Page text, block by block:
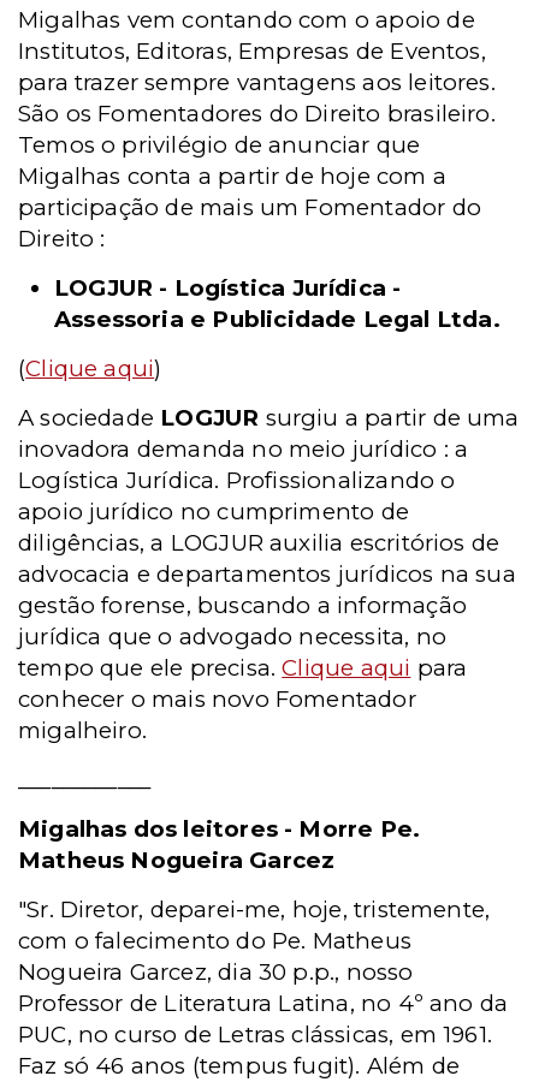
Migalhas vem contando com o apoio de
Institutos, Editoras, Empresas de Eventos,
para trazer sempre vantagens aos leitores.
São os Fomentadores do Direito brasileiro.
Temos o privilégio de anunciar que
Migalhas conta a partir de hoje com a
participação de mais um Fomentador do
Direito :
LOGJUR - Logística Jurídica -
Assessoria e Publicidade Legal Ltda.
(Clique aqui)
A sociedade LOGJUR surgiu a partir de uma
inovadora demanda no meio jurídico : a
Logística Jurídica. Profissionalizando o
apoio jurídico no cumprimento de
diligências, a LOGJUR auxilia escritórios de
advocacia e departamentos jurídicos na sua
gestão forense, buscando a informação
jurídica que o advogado necessita, no
tempo que ele precisa.Clique aqui para
conhecer o mais novo Fomentador
migalheiro.
Migalhas dos leitores - Morre Pe.
Matheus Nogueira Garcez
"Sr. Diretor, deparei-me, hoje, tristemente,
com o falecimento do Pe. Matheus
Nogueira Garcez, dia 30 p.p., nosso
Professor de Literatura Latina, no 4º ano da
PUC, no curso de Letras clássicas, em 1961.
Faz só 46 anos (tempus fugit). Além de